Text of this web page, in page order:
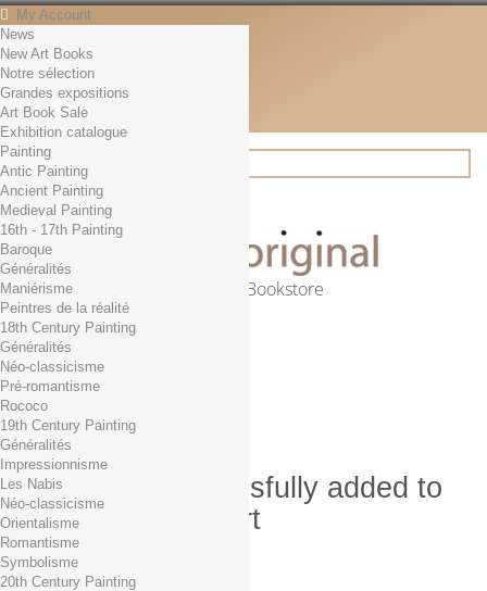
My Account
Contact
English
English
Français
News
Search
Online Art Bookstore
Cart (empty)
No products
Free shipping!
0,00 € Total
Check out
Product successfully added to
your shopping cart
Quantity
Total
News
New Art Books
Notre sélection
Grandes expositions
Art Book Sale
Exhibition catalogue
Painting
Antic Painting
Ancient Painting
Medieval Painting
16th - 17th Painting
Baroque
Généralités
Maniérisme
Peintres de la réalité
18th Century Painting
Généralités
Néo-classicisme
Pré-romantisme
Rococo
19th Century Painting
Généralités
Impressionnisme
Les Nabis
Néo-classicisme
Orientalisme
Romantisme
Symbolisme
20th Century Painting